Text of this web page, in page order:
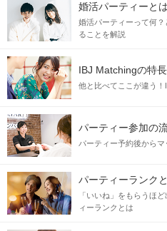
三宮駅から徒歩7分
JR三ノ宮駅西口から、santicaを通り
横断歩道を渡った先、1階に「三菱東
ビル」の9階が会場です。
アクセス
婚活パーティーとは
婚活パーティーって何
ることを解説
IBJ Matchingの特長
他と比べてここが違う
パーティー参加の
パーティー予約後から
パーティーランク
「いいね」をもらうほ
ィーランクとは